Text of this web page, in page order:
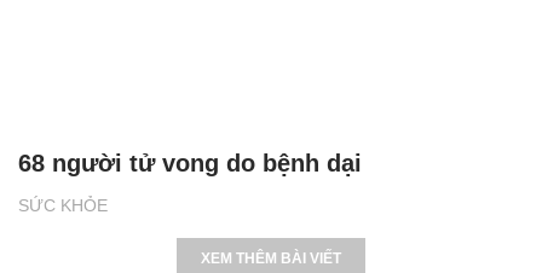
SỨC KHỎE
68 người tử vong do bệnh dại
XEM THÊM BÀI VIẾT